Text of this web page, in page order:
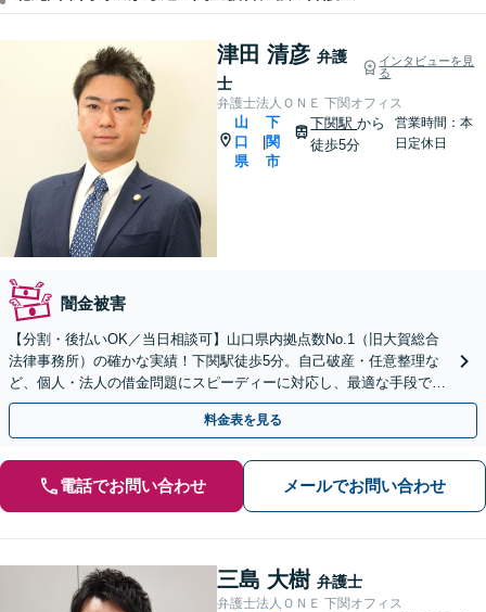
津田 清彦 弁護
士
インタビューを見
る
弁護士法人ＯＮＥ 下関オフィス
山
口
県
下
関
市
下関駅から
徒歩5分
営業時間：本
日定休日
闇金被害
【分割・後払いOK／当日相談可】山口県内拠点数No.1（旧大賀総合
法律事務所）の確かな実績！下関駅徒歩5分。自己破産・任意整理な
ど、個人・法人の借金問題にスピーディーに対応し、最適な手段で生
活再建を手厚くサポートいたします。
料金表を見る
電話でお問い合わせ メールでお問い合わせ
三島 大樹 弁護士
弁護士法人ＯＮＥ 下関オフィス